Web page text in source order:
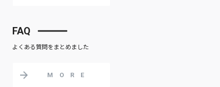
FAQ
よくある質問をまとめました
MORE